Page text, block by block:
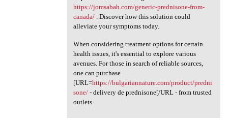
https://jomsabah.com/generic-prednisone-from-
canada/. Discover how this solution could
alleviate your symptoms today.
When considering treatment options for certain
health issues, it's essential to explore various
avenues. For those in search of reliable sources,
one can purchase
[URL=https://bulgariannature.com/product/predni
sone/- delivery de prednisone[/URL - from trusted
outlets.